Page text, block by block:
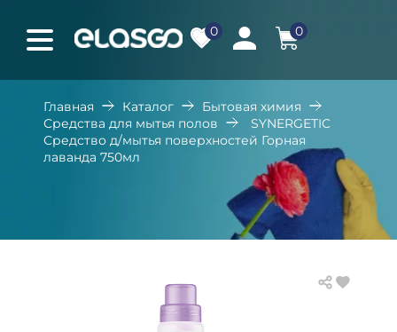
0 0
Главная Каталог
Бытовая химия
Средства для мытья полов
SYNERGETIC
Средство д/мытья поверхностей Горная
лаванда 750мл